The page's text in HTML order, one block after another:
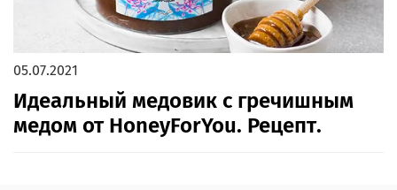
05.07.2021
Идеальный медовик с гречишным
медом от HoneyForYou. Рецепт.